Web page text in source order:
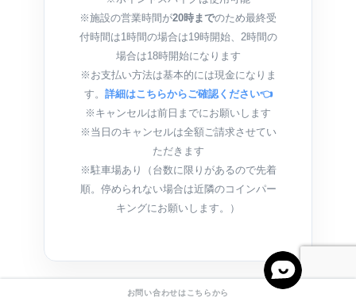
※施設の営業時間が20時までのため最終受
付時間は1時間の場合は19時開始、2時間の
場合は18時開始になります
※お支払い方法は基本的には現金になりま
す。 詳細はこちらからご確認ください👈
※キャンセルは前日までにお願いします
※当日のキャンセルは全額ご請求させてい
ただきます
※駐車場あり（台数に限りがあるので先着
順。停められない場合は近隣のコインパー
キングにお願いします。）
お問い合わせはこちらから